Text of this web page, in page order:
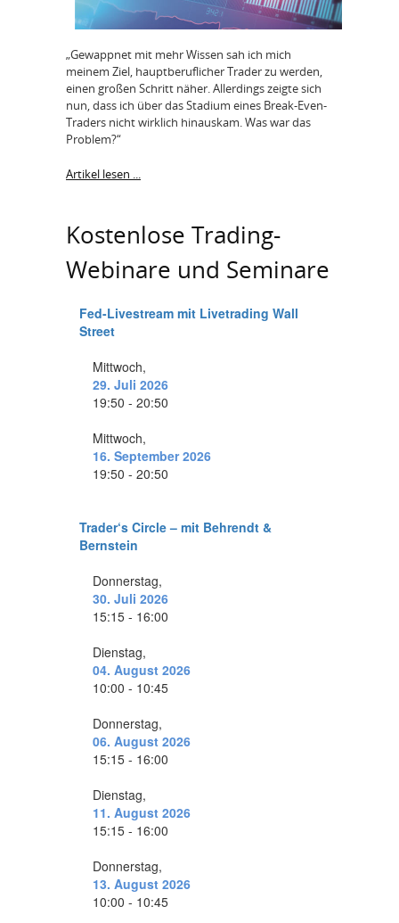
„Gewappnet mit mehr Wissen sah ich mich
meinem Ziel, hauptberuflicher Trader zu werden,
einen großen Schritt näher. Allerdings zeigte sich
nun, dass ich über das Stadium eines Break-Even-
Traders nicht wirklich hinauskam. Was war das
Problem?“
Artikel lesen ...
Kostenlose Trading-
Webinare und Seminare